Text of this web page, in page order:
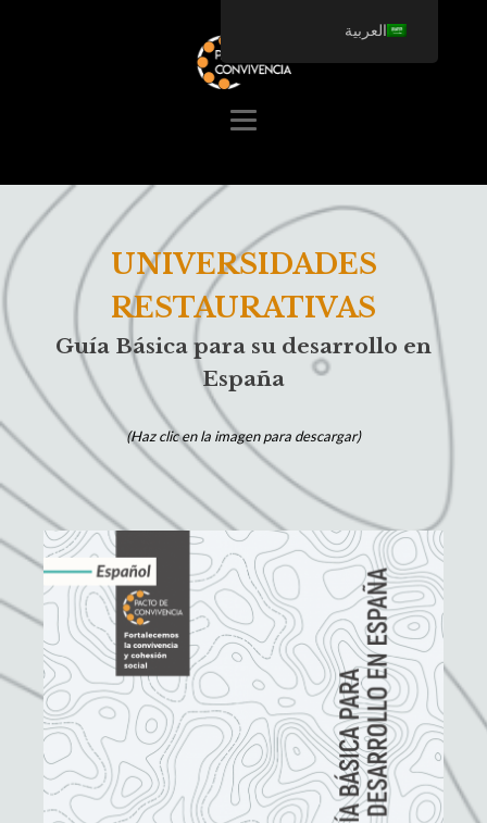
UNIVERSIDADES
RESTAURATIVAS
Guía Básica para su desarrollo en
España
(Haz clic en la imagen para descargar)
العربية